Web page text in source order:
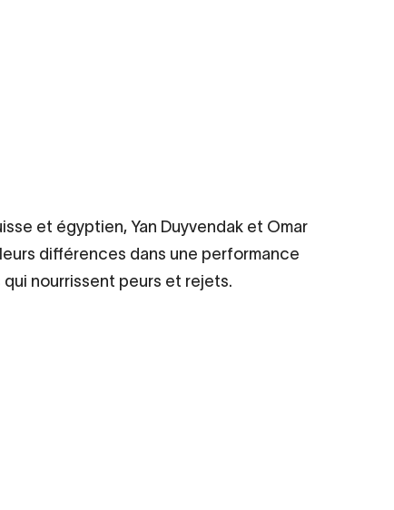
et égyptien, Yan Duyvendak et Omar
différences dans une performance
nourrissent peurs et rejets.